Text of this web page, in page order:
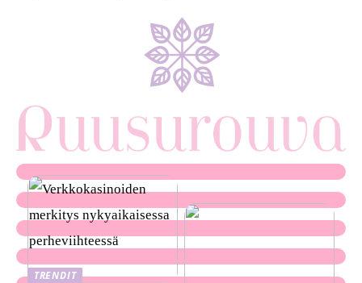
TRENDIT